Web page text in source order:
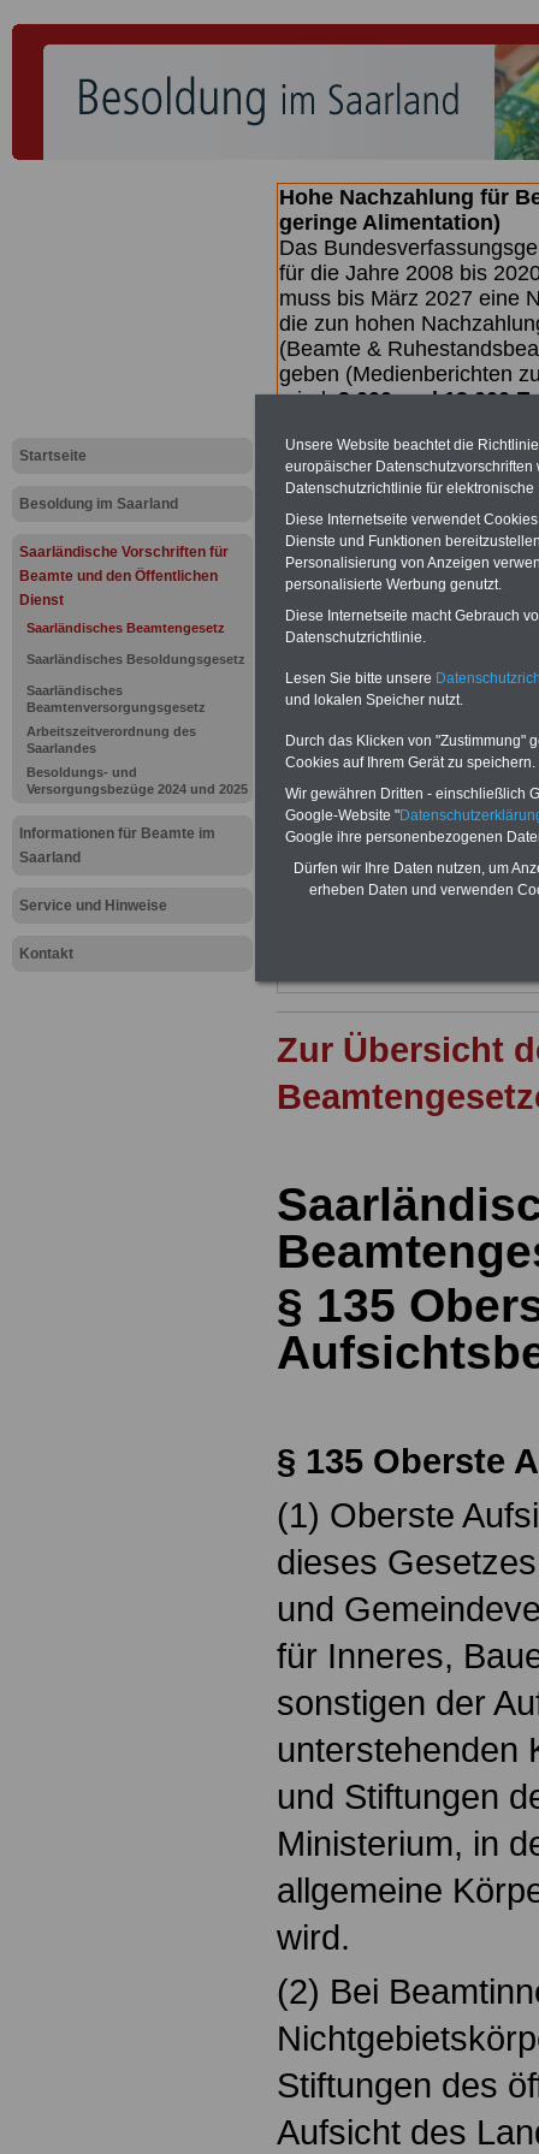
Startseite
Besoldung im Saarland
Saarländische Vorschriften für
Beamte und den Öffentlichen
Dienst
Saarländisches Beamtengesetz
Saarländisches Besoldungsgesetz
Saarländisches
Beamtenversorgungsgesetz
Arbeitszeitverordnung des
Saarlandes
Besoldungs- und
Versorgungsbezüge 2024 und 2025
Informationen für Beamte im
Saarland
Service und Hinweise
Kontakt
Hohe Nachzahlung für
geringe Alimentation)
Das
für die Jahre 2008 bis
muss bis März 2027 eine
die zun hohen
(Beamte &
geben (Medienberichten
mind.3.000 und 13.000
des Gesetzentwurfs der
Quartal.2026 >>>
zur
Oberste
22,50 Euro: Wissenswertes für
und Beamte,
Ländern. Alle 3 Ratgeber sind
gegliedert und erläutern auch
Sachverhalte verständlich (auch
des Saarlandes)..
DasBEHÖRDEN-ABO >>> kann
Zur Übersicht
§ 135
§ 135 Oberste
(1) Oberste
dieses
und
für Inneres,
sonstigen der
unterstehenden
und Stiftungen
Ministerium, in
allgemeine
wird.
(2) Bei
Stiftungen des
Aufsicht des
Unsere Website beachtet die
europäischer
Datenschutzrichtlinie für
Diese Internetseite verwendet
Dienste und Funktionen
Personalisierung von Anzeigen
personalisierte Werbung genutzt.
Diese Internetseite macht Gebrauch
Datenschutzrichtlinie.
Lesen Sie bitte unsere
und lokalen Speicher nutzt.
Durch das Klicken von "Zustimmung"
Cookies auf Ihrem Gerät zu speichern.
Wir gewähren Dritten - einschließlich
Google-Website "
Google ihre personenbezogenen
Dürfen wir Ihre Daten nutzen, um
erheben Daten und verwenden